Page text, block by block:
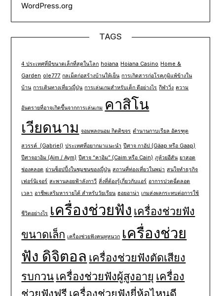
WordPress.org
TAGS
4 ประเทศที่มีขนาดเล็กที่สุดในโลก hoiana Hoiana Casino Home &
Garden ole777 กลเม็ดก่อสร้างบ้านให้เย็น การเกิดสารก่อโรคภูมิแพ้ข้างใน
บ้าน การเดินทางเที่ยวญี่ปุ่น การเล่นเกมสำหรับเด็ก ดีอย่างไร กีฬาวิ่ง ความ
อันตรายที่อาจเกิดขึ้นจากการเล่นเกม คาสิโน
เวียดนาม จอมพลถนอม กิตติขจร ตำนานกาบเรียล อัครฑูต
สวรรค์ (Gabriel) ประเทศที่อยากมาแนะนำ ปีศาจ กาอัป (Gäap หรือ Gaap)
ปีศาจอาอิม (Aim / Aym) ปีศาจ “คาอิม” (Caim หรือ Cain) ภูห้วยอีสัน ยาสอด
ช่องคลอด ย่านช็อปปิ้งในชุมชนของญี่ปุ่น สถานที่ท่องเที่ยวในพม่า สนใจทำธุรกิจ
เฟอร์นิเจอร์ สะพานลอยฟ้าลังกาวี สิ่งที่ต้องรู้เกี่ยวกับแอร์ อาการปวดฉี่ตลอด
เวลา อาชีพเสริมหารายได้ สำหรับวัยเรียน ฮอยอาน่า เกมส่งผลกระทบต่อการใช้
ชีวิตอย่างไร เครื่องช่วยฟัง เครื่องช่วยฟัง
ขนาดเล็ก เครื่องช่วยฟังคนหูหนวก เครื่องช่วย
ฟัง ดิจิตอล เครื่องช่วยฟังตัดเสียง
รบกวนเครื่องช่วยฟังผู้สูงอายุ เครื่อง
ช่วยฟังฟรี เครื่องช่วยฟังยี่ห้อไหนดี